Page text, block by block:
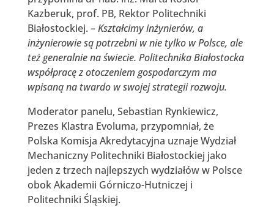
Kazberuk, prof. PB, Rektor Politechniki
Białostockiej. – Kształcimy inżynierów, a
inżynierowie są potrzebni w nie tylko w Polsce, ale
też generalnie na świecie. Politechnika Białostocka
współpracę z otoczeniem gospodarczym ma
wpisaną na twardo w swojej strategii rozwoju.
Moderator panelu, Sebastian Rynkiewicz,
Prezes Klastra Evoluma, przypomniał, że
Polska Komisja Akredytacyjna uznaje Wydział
Mechaniczny Politechniki Białostockiej jako
jeden z trzech najlepszych wydziałów w Polsce
obok Akademii Górniczo-Hutniczej i
Politechniki Śląskiej.